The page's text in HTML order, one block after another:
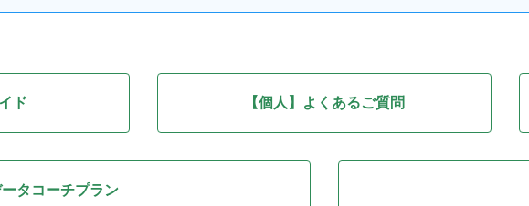
ド 【個人】よくあるご質問
ータコーチプラン